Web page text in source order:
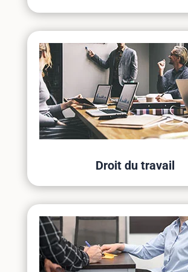
Droit du travail